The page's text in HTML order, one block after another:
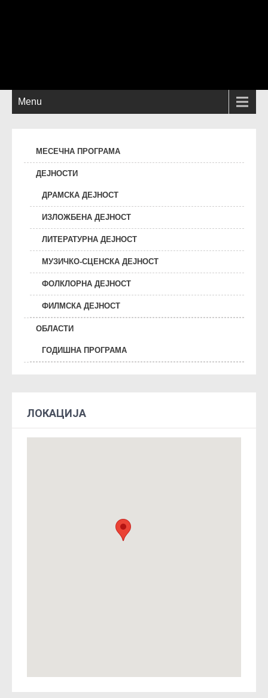
Menu
МЕСЕЧНА ПРОГРАМА
ДЕЈНОСТИ
ДРАМСКА ДЕЈНОСТ
ИЗЛОЖБЕНА ДЕЈНОСТ
ЛИТЕРАТУРНА ДЕЈНОСТ
МУЗИЧКО-СЦЕНСКА ДЕЈНОСТ
ФОЛКЛОРНА ДЕЈНОСТ
ФИЛМСКА ДЕЈНОСТ
ОБЛАСТИ
ГОДИШНА ПРОГРАМА
ЛОКАЦИЈА